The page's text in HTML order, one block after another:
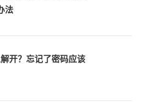
法
开？忘记了密码应该